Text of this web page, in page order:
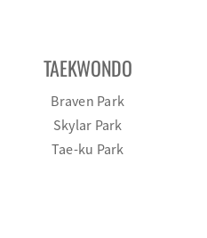
TAEKWONDO
Braven Park
Skylar Park
Tae-ku Park